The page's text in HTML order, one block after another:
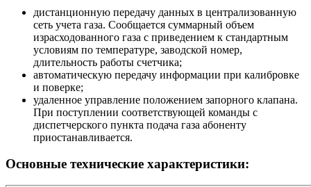
дистанционную передачу данных в централизованную
сеть учета газа. Сообщается суммарный объем
израсходованного газа с приведением к стандартным
условиям по температуре, заводской номер,
длительность работы счетчика;
автоматическую передачу информации при калибровке
и поверке;
удаленное управление положением запорного клапана.
При поступлении соответствующей команды с
диспетчерского пункта подача газа абоненту
приостанавливается.
Основные технические характеристики: